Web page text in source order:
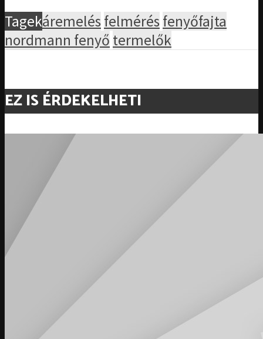
Tagekáremelés felmérés fenyőfajta
nordmann fenyő termelők
EZ IS ÉRDEKELHETI